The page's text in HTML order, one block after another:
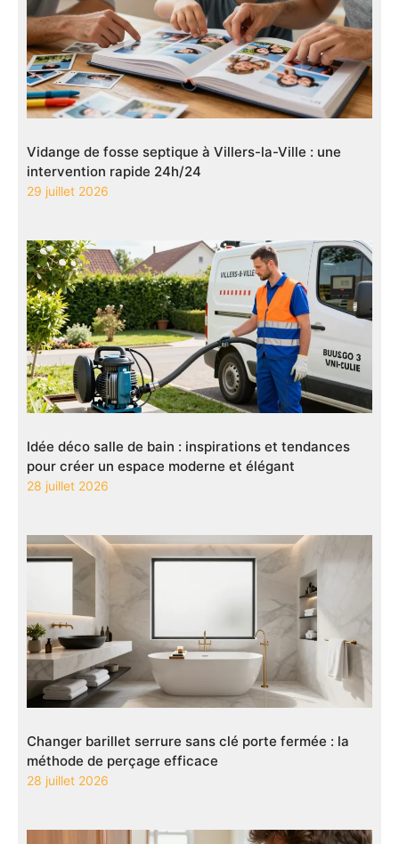
Vidange de fosse septique à Villers-la-Ville : une
intervention rapide 24h/24
29 juillet 2026
Idée déco salle de bain : inspirations et tendances
pour créer un espace moderne et élégant
28 juillet 2026
Changer barillet serrure sans clé porte fermée : la
méthode de perçage efficace
28 juillet 2026